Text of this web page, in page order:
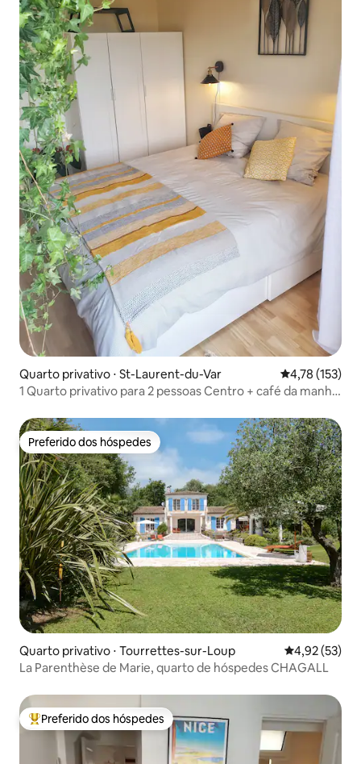
Quarto privativo ⋅ St-Laurent-du-Var 4,78 de uma
4,78 (153)
1 Quarto privativo para 2 pessoas Centro + café da manhã
Preferido dos hóspedes
Preferido dos hóspedes
Quarto privativo ⋅ Tourrettes-sur-Loup 4,92 de uma
4,92 (53)
La Parenthèse de Marie, quarto de hóspedes CHAGALL
Entre os melhores preferidos dos hóspedes
Preferido dos hóspedes